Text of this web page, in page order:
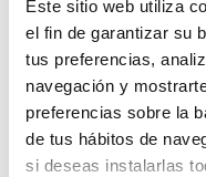
Este sitio web utiliza
el fin de garantizar su
tus preferencias,
navegación y
preferencias sobre la
de tus hábitos de
si deseas instalarlas
Sin gluten
1,49 € Unidad
Añadir